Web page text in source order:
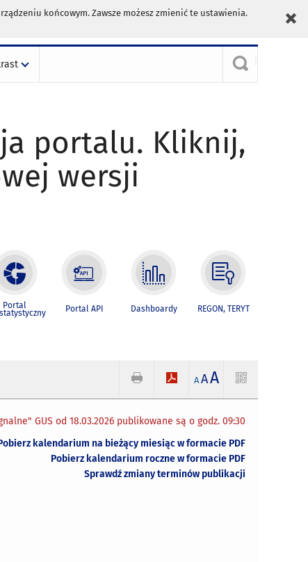
końcowym. Zawsze możesz zmienić te ustawienia.
portalu. Kliknij,
wersji
Portal Portal API Dashboardy REGON, TERYT
A AA
GUS od 18.03.2026 publikowane są o godz. 09:30
kalendarium na bieżący miesiąc w formacie PDF
Pobierz kalendarium roczne w formacie PDF
Sprawdź zmiany terminów publikacji